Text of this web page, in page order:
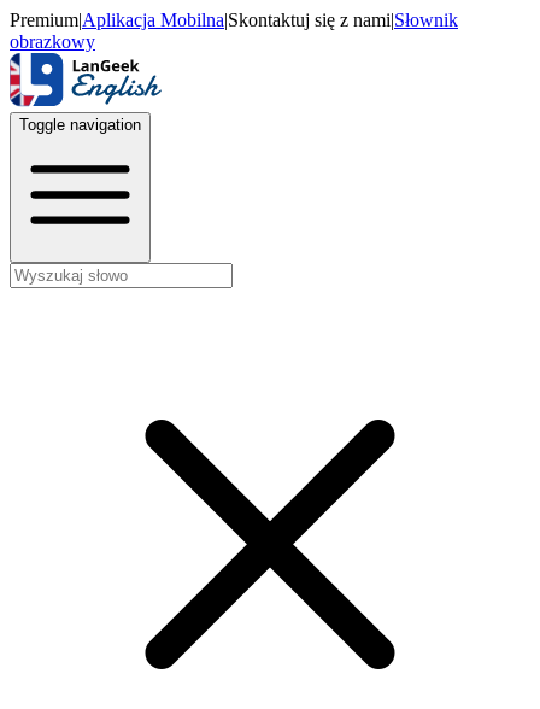
Premium|Aplikacja Mobilna|Skontaktuj się z nami|Słownik
obrazkowy
Toggle navigation